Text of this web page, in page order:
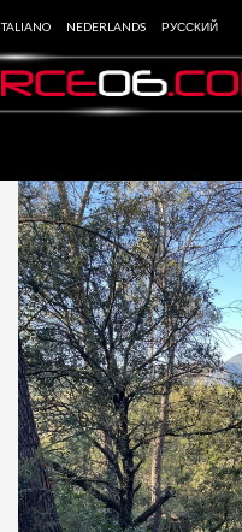
ITALIANO NEDERLANDS РУССКИЙ